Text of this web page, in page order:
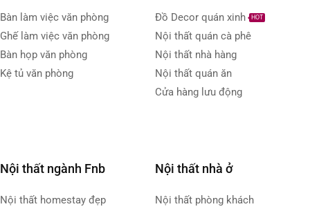
Bàn làm việc văn phòng
Ghế làm việc văn phòng
Bàn họp văn phòng
Kệ tủ văn phòng
Đồ Decor quán xinh HOT
Nội thất quán cà phê
Nội thất nhà hàng
Nội thất quán ăn
Cửa hàng lưu động
Nội thất ngành Fnb
Nội thất homestay đẹp
Nội thất nhà ở
Nội thất phòng khách